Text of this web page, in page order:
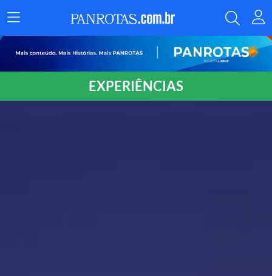
Menu
Principal
EXPERIÊNCIAS